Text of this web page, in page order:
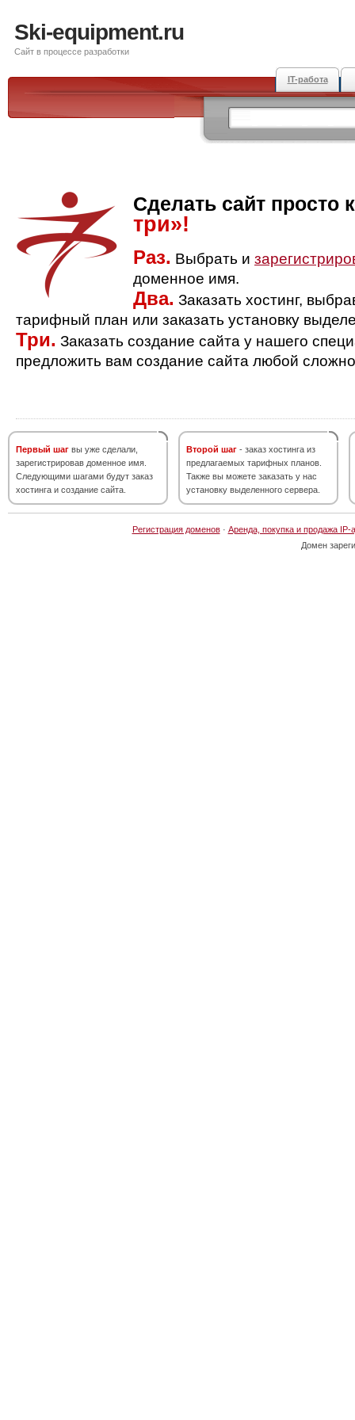
Ski-equipment.ru
Сайт в процессе разработки
IT-работа
Сделать сайт просто
три»!
Раз. Выбрать и
доменное имя.
Два. Заказать хостинг,
тарифный план или заказать установку
Три. Заказать создание сайта у нашего
предложить вам создание сайта любой
Первый шаг вы уже сделали,
зарегистрировав доменное имя.
Следующими шагами будут заказ
хостинга и создание сайта.
Второй шаг - заказ хостинга из
предлагаемых тарифных планов.
Также вы можете заказать у нас
установку выделенного сервера.
Регистрация доменов· Аренда, покупка и продажа IP-
Домен